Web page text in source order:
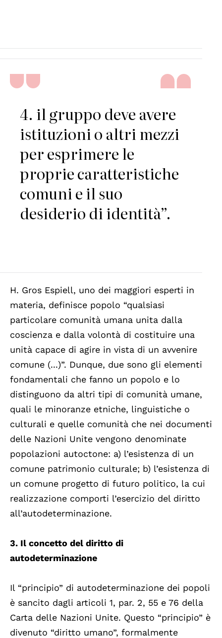
4. il gruppo deve avere
istituzioni o altri mezzi
per esprimere le
proprie caratteristiche
comuni e il suo
desiderio di identità”.
H. Gros Espiell, uno dei maggiori esperti in
materia, definisce popolo “qualsiasi
particolare comunità umana unita dalla
coscienza e dalla volontà di costituire una
unità capace di agire in vista di un avvenire
comune (...)”. Dunque, due sono gli elementi
fondamentali che fanno un popolo e lo
distinguono da altri tipi di comunità umane,
quali le minoranze etniche, linguistiche o
culturali e quelle comunità che nei documenti
delle Nazioni Unite vengono denominate
popolazioni autoctone: a) l’esistenza di un
comune patrimonio culturale; b) l’esistenza di
un comune progetto di futuro politico, la cui
realizzazione comporti l’esercizio del diritto
all’autodeterminazione.
3. Il concetto del diritto di
autodeterminazione
Il “principio” di autodeterminazione dei popoli
è sancito dagli articoli 1, par. 2, 55 e 76 della
Carta delle Nazioni Unite. Questo “principio” è
divenuto “diritto umano”, formalmente